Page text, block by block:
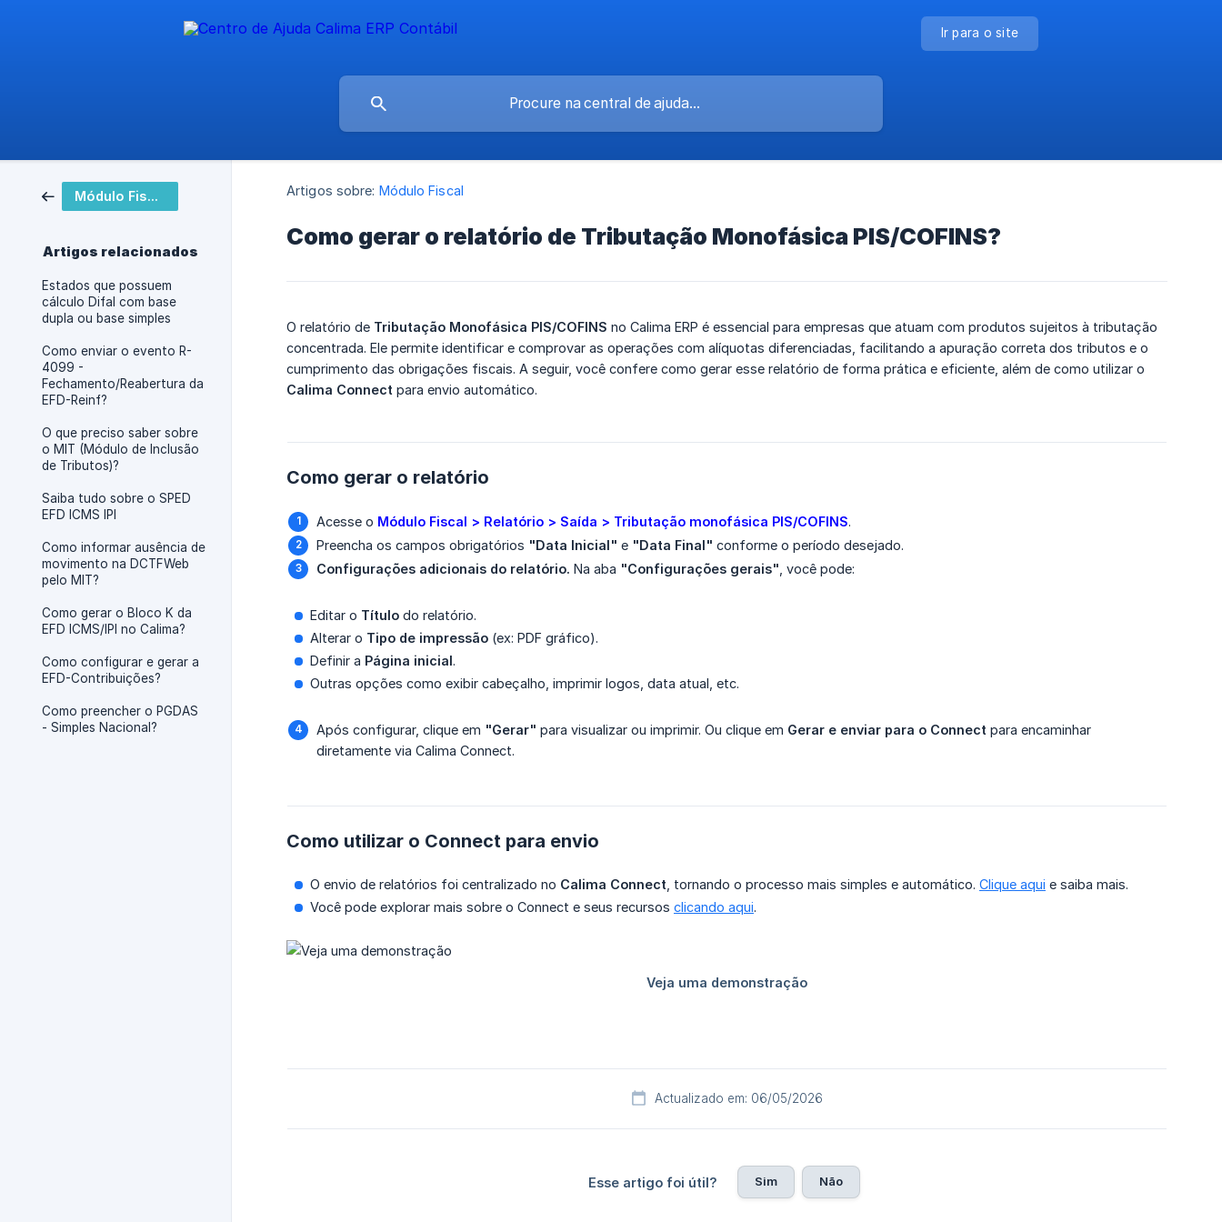
Ir para o site
Módulo Fiscal
Artigos relacionados
Estados que possuem
cálculo Difal com base
dupla ou base simples
Como enviar o evento R-
4099 -
Fechamento/Reabertura da
EFD-Reinf?
O que preciso saber sobre
o MIT (Módulo de Inclusão
de Tributos)?
Saiba tudo sobre o SPED
EFD ICMS IPI
Como informar ausência de
movimento na DCTFWeb
pelo MIT?
Como gerar o Bloco K da
EFD ICMS/IPI no Calima?
Como configurar e gerar a
EFD-Contribuições?
Como preencher o PGDAS
- Simples Nacional?
Artigos sobre: Módulo Fiscal
Como gerar o relatório de Tributação Monofásica PIS/COFINS?
O relatório de Tributação Monofásica PIS/COFINS no Calima ERP é essencial para empresas que atuam com produtos sujeitos à tributação
concentrada. Ele permite identificar e comprovar as operações com alíquotas diferenciadas, facilitando a apuração correta dos tributos e o
cumprimento das obrigações fiscais. A seguir, você confere como gerar esse relatório de forma prática e eficiente, além de como utilizar o
Calima Connect para envio automático.
Como gerar o relatório
Acesse o Módulo Fiscal > Relatório > Saída > Tributação monofásica PIS/COFINS.
Preencha os campos obrigatórios "Data Inicial" e "Data Final" conforme o período desejado.
Configurações adicionais do relatório. Na aba "Configurações gerais" , você pode:
Editar o Título do relatório.
Alterar o Tipo de impressão (ex: PDF gráfico).
Definir a Página inicial.
Outras opções como exibir cabeçalho, imprimir logos, data atual, etc.
Após configurar, clique em "Gerar" para visualizar ou imprimir. Ou clique em Gerar e enviar para o Connect para encaminhar
diretamente via Calima Connect.
Como utilizar o Connect para envio
O envio de relatórios foi centralizado no Calima Connect , tornando o processo mais simples e automático. Clique aqui e saiba mais.
Você pode explorar mais sobre o Connect e seus recursos clicando aqui.
Actualizado em: 06/05/2026
Esse artigo foi útil? Sim Não